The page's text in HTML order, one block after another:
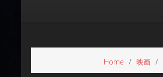
Home 映画